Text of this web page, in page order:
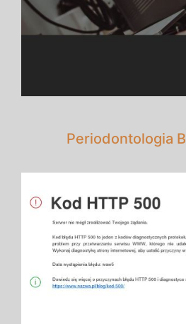
Periodontologia